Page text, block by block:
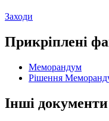
Заходи
Прикріплені
Меморандум
Рішення
Інші документи